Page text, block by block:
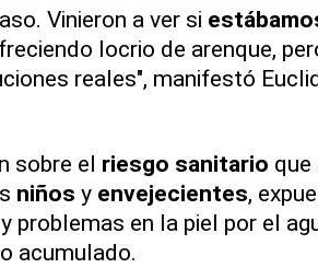
Vinieron a ver si
locrio de arenque,
reales", manifestó
sobre el riesgo sanitario que
niños y envejecientes,
problemas en la piel por el
acumulado.